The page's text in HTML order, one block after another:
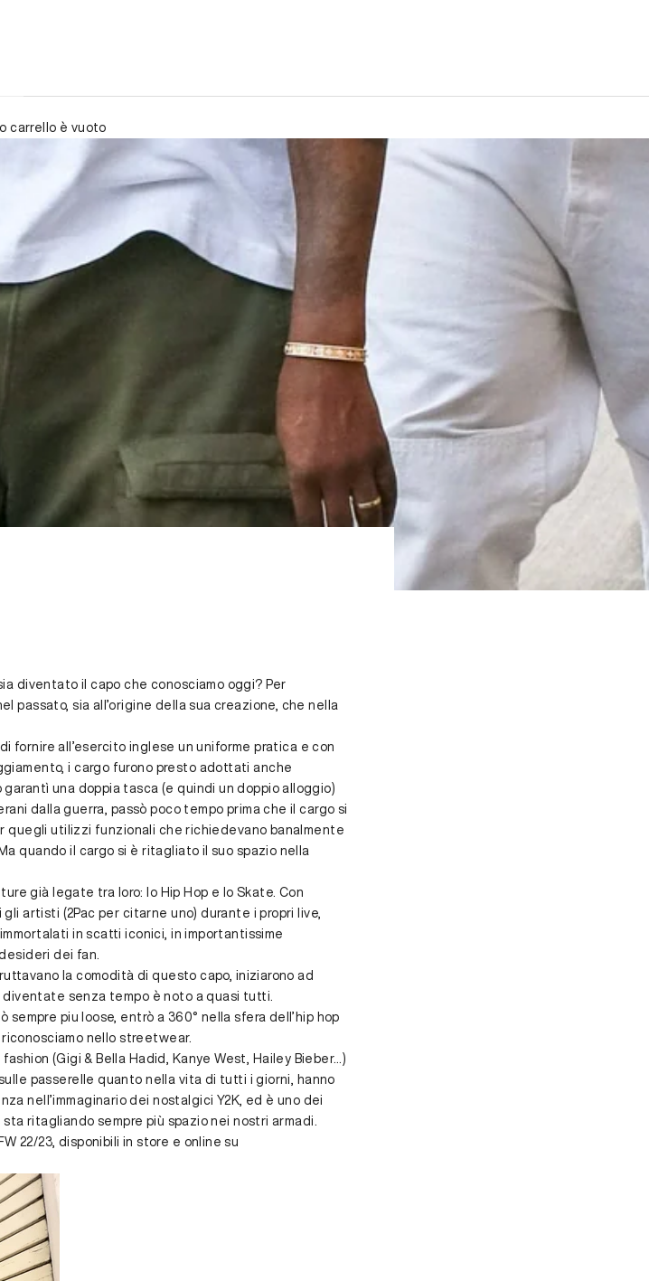
carrello è vuoto
diventato il capo che conosciamo oggi? Per
passato, sia all’origine della sua creazione, che nella
fornire all’esercito inglese un uniforme pratica e con
i cargo furono presto adottati anche
una doppia tasca (e quindi un doppio alloggio)
dalla guerra, passò poco tempo prima che il cargo si
quegli utilizzi funzionali che richiedevano banalmente
quando il cargo si è ritagliato il suo spazio nella
già legate tra loro: lo Hip Hop e lo Skate. Con
artisti (2Pac per citarne uno) durante i propri live,
in scatti iconici, in importantissime
dei fan.
la comodità di questo capo, iniziarono ad
senza tempo è noto a quasi tutti.
piu loose, entrò a 360° nella sfera dell’hip hop
nello streetwear.
(Gigi & Bella Hadid, Kanye West, Hailey Bieber…)
passerelle quanto nella vita di tutti i giorni, hanno
nell’immaginario dei nostalgici Y2K, ed è uno dei
ritagliando sempre più spazio nei nostri armadi.
22/23, disponibili in store e online su